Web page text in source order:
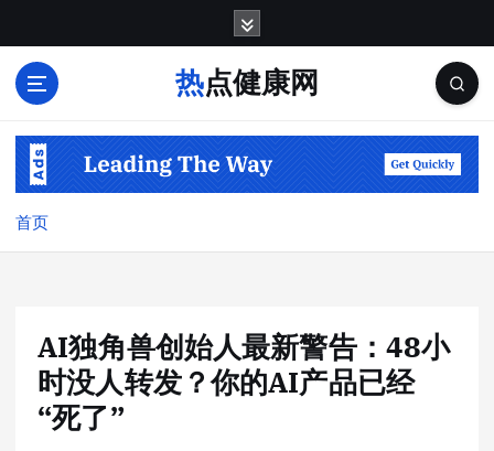
热点健康网
首页
AI独角兽创始人最新警告：48小
时没人转发？你的AI产品已经
“死了”